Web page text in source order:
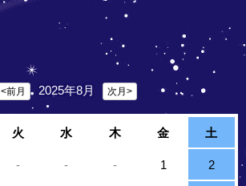
<前月 2025年8月 次月>
火 水 木 金 土
- - - 1 2